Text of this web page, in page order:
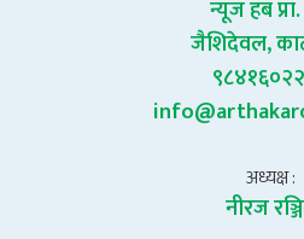
न्यूज हब
जैशिदेवल,
अध्यक्ष :
नीरज